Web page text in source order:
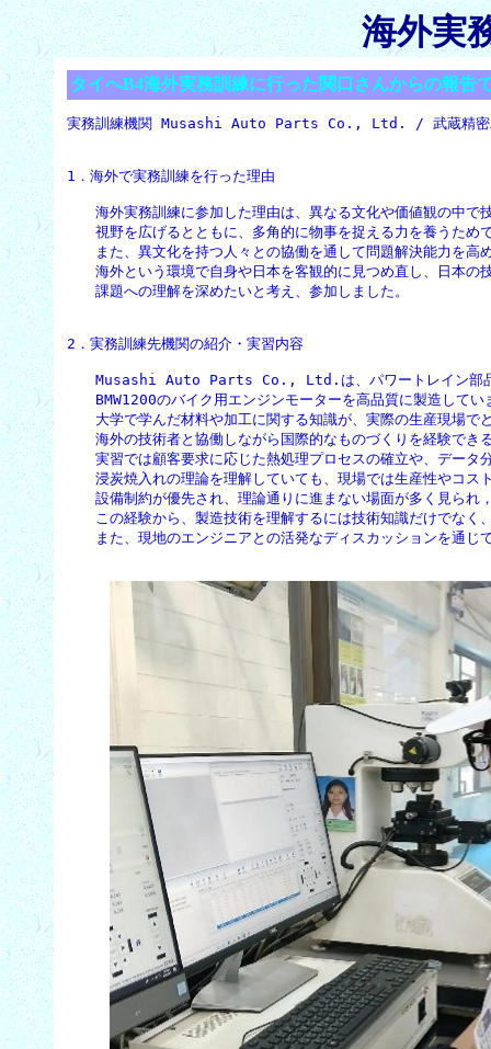
海外実
タイへB4海外実務訓練に行った関口さんからの報告
実務訓練機関 Musashi Auto Parts Co., Ltd. / 武蔵精
1．海外で実務訓練を行った理由
海外実務訓練に参加した理由は、異なる文化や価値観の中で
視野を広げるとともに、多角的に物事を捉える力を養うため
また、異文化を持つ人々との協働を通して問題解決能力を高
海外という環境で自身や日本を客観的に見つめ直し、日本の
課題への理解を深めたいと考え、参加しました。
2．実務訓練先機関の紹介・実習内容
Musashi Auto Parts Co., Ltd.は、パワートレイン部品
BMW1200のバイク用エンジンモーターを高品質に製造してい
大学で学んだ材料や加工に関する知識が、実際の生産現場で
海外の技術者と協働しながら国際的なものづくりを経験でき
実習では顧客要求に応じた熱処理プロセスの確立や、データ
浸炭焼入れの理論を理解していても、現場では生産性やコス
設備制約が優先され、理論通りに進まない場面が多く見られ
この経験から、製造技術を理解するには技術知識だけでなく